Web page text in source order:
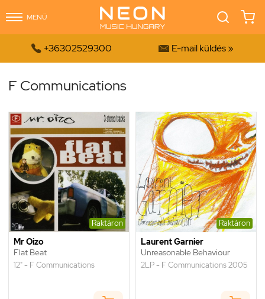
MENÜ
 +36302529300  E-mail küldés »
F Communications
Raktáron
Mr Oizo
Flat Beat
12" - F Communications
Raktáron
Laurent Garnier
Unreasonable Behaviour
2LP - F Communications 2005